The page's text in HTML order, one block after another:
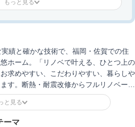
住宅・古民家再生など幅広いニーズ
まで具体化。施工後も安心して住み
フターメンテナンス体制も整えてい
、今の暮らしに合わせて快適に整え
ョン会社です。
績と確かな技術で、福岡・佐賀での住
ホーム。「リノベで叶える、ひとつ上の
求めやすい、こだわりやすい、暮らしや
す。断熱・耐震改修からフルリノベーシ
を用いたイメージしやすいプラン提案
かなデザイン力で、お客様のこだわりを
ォームをお約束します。
ーマ